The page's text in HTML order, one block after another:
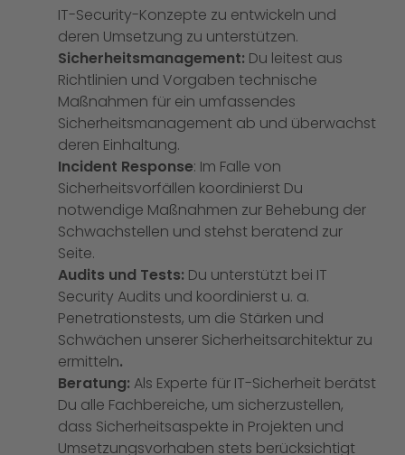
IT-Security-Konzepte zu entwickeln und
deren Umsetzung zu unterstützen.
Sicherheitsmanagement: Du leitest aus
Richtlinien und Vorgaben technische
Maßnahmen für ein umfassendes
Sicherheitsmanagement ab und überwachst
deren Einhaltung.
Incident Response: Im Falle von
Sicherheitsvorfällen koordinierst Du
notwendige Maßnahmen zur Behebung der
Schwachstellen und stehst beratend zur
Seite.
Audits und Tests: Du unterstützt bei IT
Security Audits und koordinierst u. a.
Penetrationstests, um die Stärken und
Schwächen unserer Sicherheitsarchitektur zu
ermitteln.
Beratung: Als Experte für IT-Sicherheit berätst
Du alle Fachbereiche, um sicherzustellen,
dass Sicherheitsaspekte in Projekten und
Umsetzungsvorhaben stets berücksichtigt